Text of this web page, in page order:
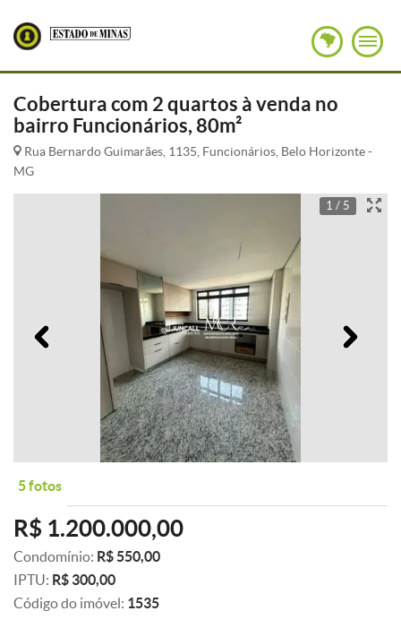
Cobertura com 2 quartos à venda no
bairro Funcionários, 80m²
Rua Bernardo Guimarães, 1135, Funcionários, Belo Horizonte -
MG
1 / 5
Anterior
5 fotos
R$ 1.200.000,00
Condomínio: R$ 550,00
IPTU: R$ 300,00
Código do imóvel: 1535